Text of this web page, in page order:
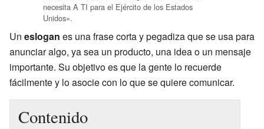
necesita A TI para el Ejército de los Estados
Unidos».
Un eslogan es una frase corta y pegadiza que se usa para
anunciar algo, ya sea un producto, una idea o un mensaje
importante. Su objetivo es que la gente lo recuerde
fácilmente y lo asocie con lo que se quiere comunicar.
Contenido